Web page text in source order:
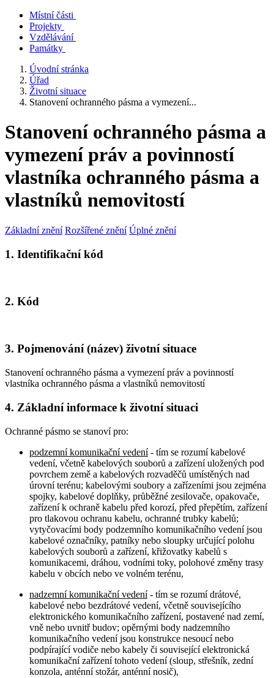
Místní části
Projekty
Vzdělávání
Památky
Úvodní stránka
Úřad
Životní situace
Stanovení ochranného pásma a vymezení...
Stanovení ochranného pásma a
vymezení práv a povinností
vlastníka ochranného pásma a
vlastníků nemovitostí
Základní znění Rozšířené znění Úplné znění
1. Identifikační kód
2. Kód
3. Pojmenování (název) životní situace
Stanovení ochranného pásma a vymezení práv a povinností
vlastníka ochranného pásma a vlastníků nemovitostí
4. Základní informace k životní situaci
Ochranné pásmo se stanoví pro:
podzemní komunikační vedení- tím se rozumí kabelové
vedení, včetně kabelových souborů a zařízení uložených pod
povrchem země a kabelových rozvaděčů umístěných nad
úrovní terénu; kabelovými soubory a zařízeními jsou zejména
spojky, kabelové doplňky, průběžné zesilovače, opakovače,
zařízení k ochraně kabelu před korozí, před přepětím, zařízení
pro tlakovou ochranu kabelu, ochranné trubky kabelů;
vytyčovacími body podzemního komunikačního vedení jsou
kabelové označníky, patníky nebo sloupky určující polohu
kabelových souborů a zařízení, křižovatky kabelů s
komunikacemi, dráhou, vodními toky, polohové změny trasy
kabelu v obcích nebo ve volném terénu,
nadzemní komunikační vedení- tím se rozumí drátové,
kabelové nebo bezdrátové vedení, včetně souvisejícího
elektronického komunikačního zařízení, postavené nad zemí,
vně nebo uvnitř budov; opěrnými body nadzemního
komunikačního vedení jsou konstrukce nesoucí nebo
podpírající vodiče nebo kabely či související elektronická
komunikační zařízení tohoto vedení (sloup, střešník, zední
konzola, anténní stožár, anténní nosič),